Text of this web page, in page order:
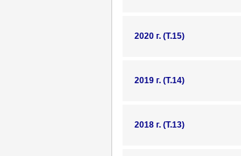
2020 г. (Т.15)
2019 г. (Т.14)
2018 г. (Т.13)